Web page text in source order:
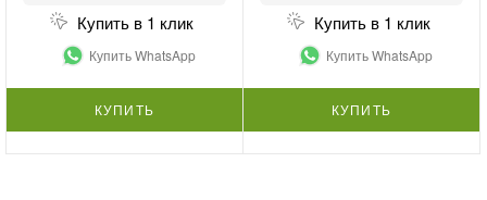
Купить в 1 клик
Купить WhatsApp
КУПИТЬ
Купить в 1 клик
Купить WhatsApp
КУПИТЬ